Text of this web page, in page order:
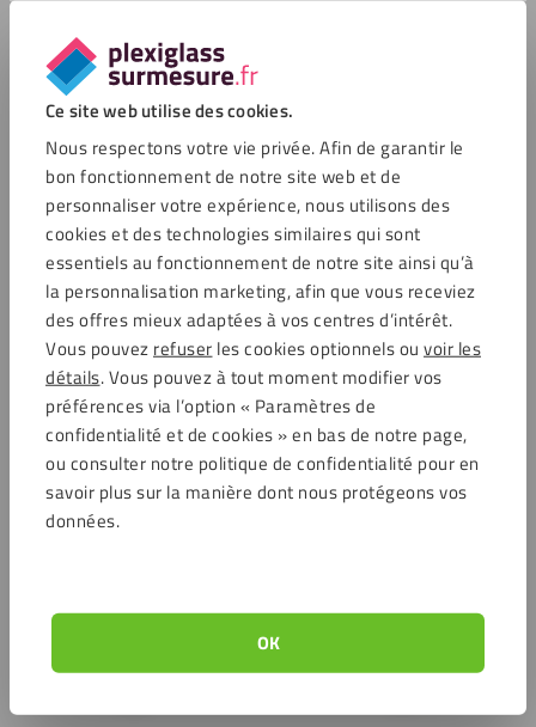
Ce site web utilise des cookies.
Nous respectons votre vie privée. Afin de garantir le
bon fonctionnement de notre site web et de
personnaliser votre expérience, nous utilisons des
cookies et des technologies similaires qui sont
essentiels au fonctionnement de notre site ainsi qu’à
la personnalisation marketing, afin que vous receviez
des offres mieux adaptées à vos centres d’intérêt.
Vous pouvezrefuserles cookies optionnels ou voir les
détails. Vous pouvez à tout moment modifier vos
préférences via l’option « Paramètres de
confidentialité et de cookies » en bas de notre page,
ou consulter notre politique de confidentialité pour en
savoir plus sur la manière dont nous protégeons vos
données.
OK
Plaque plexiglass satiné gris
ciment 4mm
25,63€ TTC
rose
25,63€ TTC
Plaque plexiglass satiné
anthracite 4mm
25,63€ TTC
Enregistrer
Plaque plexiglass satiné 4 mm
bleu-vert
25,63€ TTC